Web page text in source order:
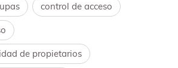
control de acceso
de propietarios